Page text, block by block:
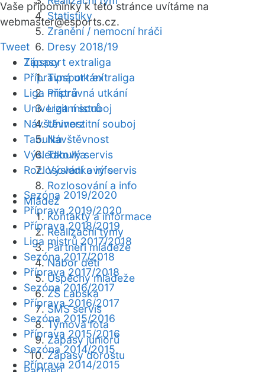
Statistiky
Zranění / nemocní hráči
Dresy 2018/19
Zápasy
Tipsport extraliga
Přípravná utkání
Liga mistrů
Univerzitní souboj
Návštěvnost
Tabulka
Výsledkový servis
Rozlosování a info
Mládež
Kontakty a informace
Realizační týmy
Partneři mládeže
Nábor dětí
Úspěchy mládeže
ZŠ Labská
SMS servis
Týmová fota
Zápasy juniorů
Zápasy dorostu
Vaše připomínky k této stránce uvítáme na
webmaster@esports.cz.
Tweet
Tipsport extraliga
Přípravná utkání
Liga mistrů
Univerzitní souboj
Návštěvnost
Tabulka
Výsledkový servis
Rozlosování a info
Sezóna 2019/2020
Příprava 2019/2020
Příprava 2018/2019
Liga mistrů 2017/2018
Sezóna 2017/2018
Příprava 2017/2018
Sezóna 2016/2017
Příprava 2016/2017
Sezóna 2015/2016
Příprava 2015/2016
Sezóna 2014/2015
Příprava 2014/2015